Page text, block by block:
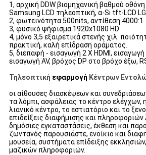
1, αρχική DDW βιομηχανική βαθμού
Samsung LCD τηλεοπτική, α-Si tft-LCD
2, φωτεινότητα 500nits, αντίθεση 4000:1
3, φυσικό ψήφισμα 1920x1080 HD
4, μόνο 3,5 εξαιρετικά στενής χιλ.
πρακτική, καλή επίδραση οράματος.
5, διεπαφή - εισαγωγή 2 Χ HDMI, εισαγωγή
εισαγωγή AV, βρόχος DP στο βρόχο έξω,
Τηλεοπτική εφαρμογή Κέντρων
οι αίθουσες διασκέψεων και
τα λόμπι, ασφάλειας το κέντρο ελέγχων,
λιανικό κέντρο, το εστιατόριο και το
επιδείξεις διαφήμισης και
δημόσιες εγκαταστάσεις, έκθεση και
ζωντανός παρουσιάστε, ενοίκιο και
μουσεία, συστήματα επίδειξης
μαζικών πληροφοριών.